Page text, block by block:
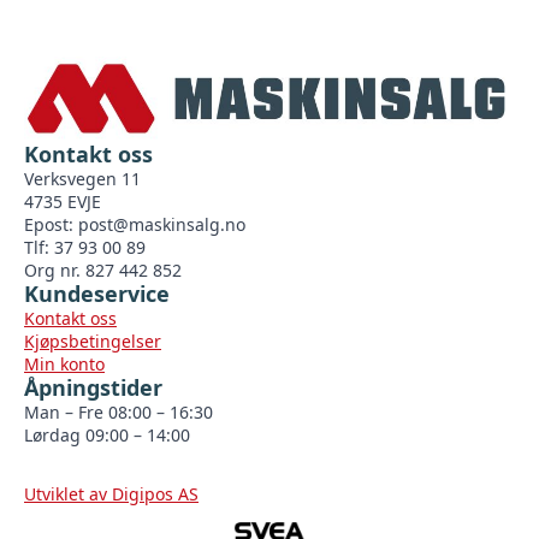
Kontakt oss
Verksvegen 11
4735 EVJE
Epost: post@maskinsalg.no
Tlf: 37 93 00 89
Org nr. 827 442 852
Kundeservice
Kontakt oss
Kjøpsbetingelser
Min konto
Åpningstider
Man – Fre 08:00 – 16:30
Lørdag 09:00 – 14:00
Utviklet av Digipos AS